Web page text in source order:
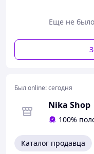
Еще не
Был online:сегодня
Nika Shop
100%
Каталог продавца